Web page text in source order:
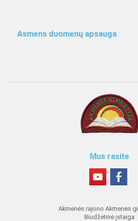
Asmens duomenų apsauga
Mus rasite
Akmenės rajono Akmenės
Biudžetinė įstaiga